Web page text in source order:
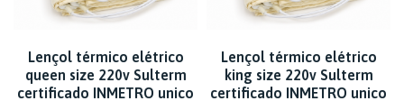
Lençol térmico elétrico
queen size 220v Sulterm
certificado INMETRO unico
Lençol térmico elétrico
king size 220v Sulterm
certificado INMETRO unico